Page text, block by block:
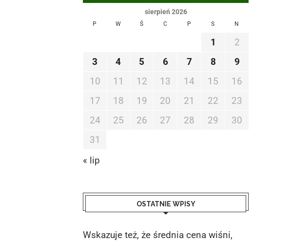
sierpień 2026
P W Ś C P S N
1
2
3
4 5 6 7 8
9
10
11 12 13 14 15
16
17
18 19 20 21 22
23
24
25 26 27 28 29
30
31
« lip
OSTATNIE WPISY
Wskazuje też, że średnia cena wiśni,